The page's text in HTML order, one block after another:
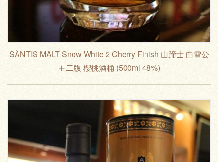
SÄNTIS MALT Snow White 2 Cherry Finish 山蹄士 白雪公
主二版 櫻桃酒桶 (500ml 48%)